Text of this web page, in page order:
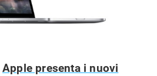
Apple presenta i nuovi